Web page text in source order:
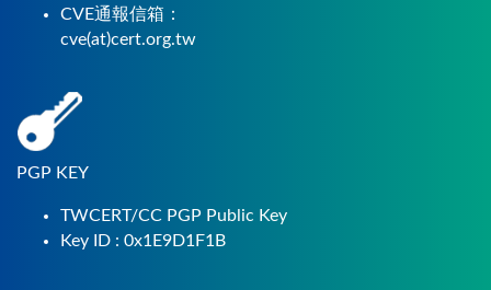
CVE通報信箱：
cve(at)cert.org.tw
PGP KEY
TWCERT/CC PGP Public Key
Key ID : 0x1E9D1F1B